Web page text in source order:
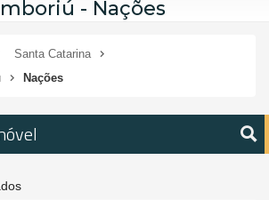
- Nações
Santa Catarina
Nações